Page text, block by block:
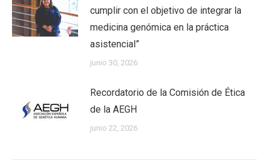
cumplir con el objetivo de integrar la
medicina genómica en la práctica
asistencial”
junio 30, 2026
Recordatorio de la Comisión de Ética
de la AEGH
junio 22, 2026